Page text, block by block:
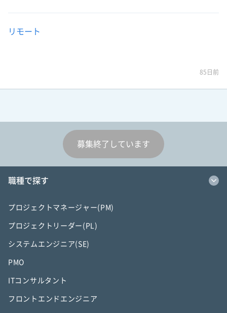
リモート
85日前
募集終了しています
職種で探す
プロジェクトマネージャー(PM)
プロジェクトリーダー(PL)
システムエンジニア(SE)
PMO
ITコンサルタント
フロントエンドエンジニア